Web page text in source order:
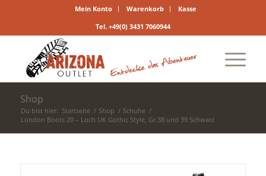
Mein Konto Warenkorb
Kasse
Tel. +49(0) 3431 7060944
Shop
Du bist hier: Startseite / Shop / Schuhe /
London Boots 20 – Loch UK Gothic Style, Gr.38 und 39 Schwarz